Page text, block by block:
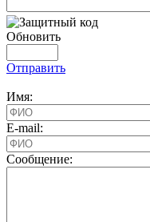
Обновить
Отправить
Имя:
E-mail:
Cообщение: